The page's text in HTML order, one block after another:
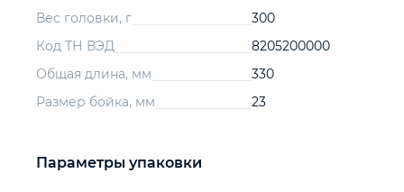
Вес головки, г
300
Код ТН ВЭД
8205200000
Общая длина, мм
330
Размер бойка, мм
23
Параметры упаковки